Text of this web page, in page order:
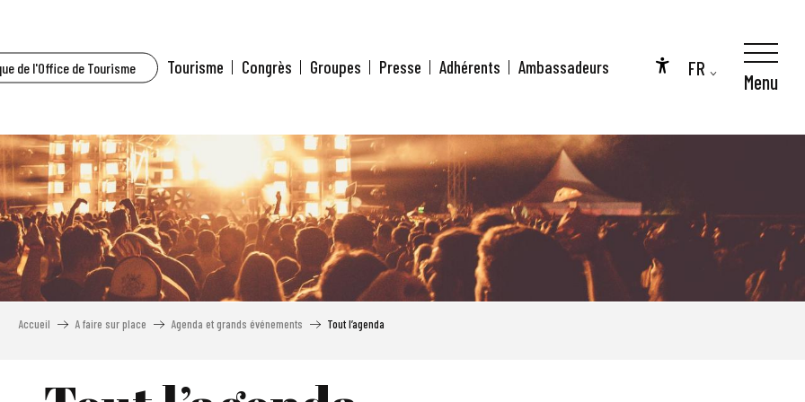
de l'Office de Tourisme
Accessibilité
FR
Tourisme Congrès Groupes Presse Adhérents Ambassadeurs
Menu
Accueil A faire sur place Agenda et grands événements Tout l’agenda